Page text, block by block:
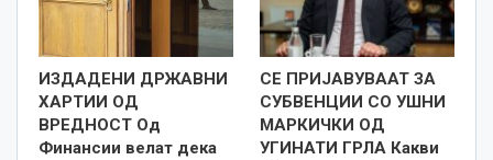
ИЗДАДЕНИ ДРЖАВНИ
ХАРТИИ ОД
ВРЕДНОСТ Од
Финансии велат дека
СЕ ПРИЈАВУВААТ ЗА
СУБВЕНЦИИ СО УШНИ
МАРКИЧКИ ОД
УГИНАТИ ГРЛА Какви